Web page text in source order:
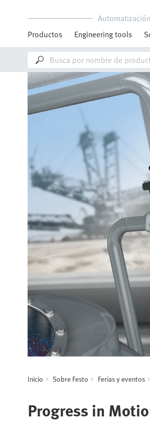
Automatización
Productos
Engineering tools
Inicio Sobre Festo Ferias y eventos
Progress in